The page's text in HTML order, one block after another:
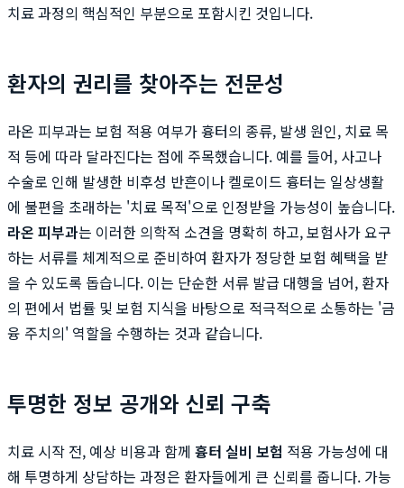
치료 과정의 핵심적인 부분으로 포함시킨 것입니다.
환자의 권리를 찾아주는 전문성
라온 피부과는 보험 적용 여부가 흉터의 종류, 발생 원인, 치료 목
적 등에 따라 달라진다는 점에 주목했습니다. 예를 들어, 사고나
수술로 인해 발생한 비후성 반흔이나 켈로이드 흉터는 일상생활
에 불편을 초래하는 '치료 목적'으로 인정받을 가능성이 높습니다.
라온 피부과는 이러한 의학적 소견을 명확히 하고, 보험사가 요구
하는 서류를 체계적으로 준비하여 환자가 정당한 보험 혜택을 받
을 수 있도록 돕습니다. 이는 단순한 서류 발급 대행을 넘어, 환자
의 편에서 법률 및 보험 지식을 바탕으로 적극적으로 소통하는 '금
융 주치의' 역할을 수행하는 것과 같습니다.
투명한 정보 공개와 신뢰 구축
치료 시작 전, 예상 비용과 함께 흉터 실비 보험 적용 가능성에 대
해 투명하게 상담하는 과정은 환자들에게 큰 신뢰를 줍니다. 가능